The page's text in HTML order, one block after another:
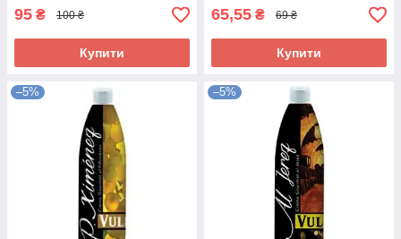
95 ₴ 100 ₴
Купити
65,55 ₴ 69 ₴
Купити
–5% –5%